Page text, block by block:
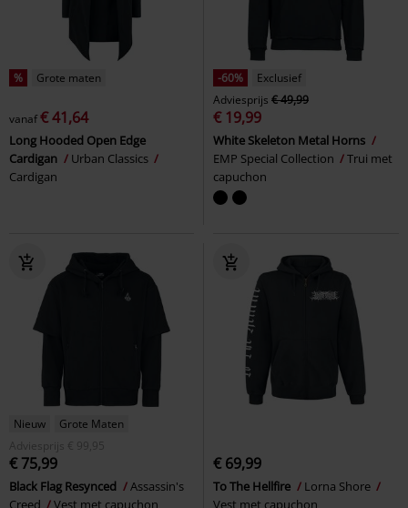
% Grote maten
vanaf€ 41,64
Long Hooded Open Edge
Cardigan
Urban Classics
Cardigan
-60%
Exclusief
Adviesprijs € 49,99
€ 19,99
White Skeleton Metal Horns
EMP Special Collection
Trui met
capuchon
Nieuw
Grote Maten
Adviesprijs
€ 99,95
€ 75,99
Black Flag Resynced
Assassin's
Creed
Vest met capuchon
€ 69,99
To The Hellfire
Lorna Shore
Vest met capuchon